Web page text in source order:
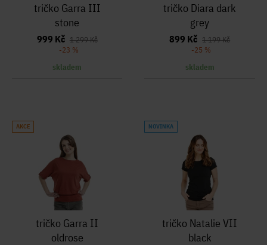
tričko Garra III
stone
999 Kč 1 299 Kč
-23 %
skladem
tričko Diara dark
grey
899 Kč 1 199 Kč
-25 %
skladem
AKCE
tričko Garra II
oldrose
NOVINKA
tričko Natalie VII
black